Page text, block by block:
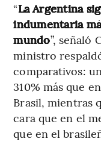
“La Argentina
indumentaria
mundo”, señaló
ministro
comparativos:
310% más que
Brasil, mientras
cara que en el
que en el